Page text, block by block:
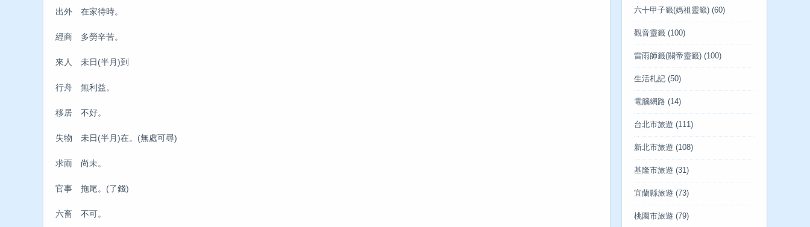
出外 在家待時。
經商 多勞辛苦。
來人 未日(半月)到
行舟 無利益。
移居 不好。
失物 未日(半月)在。(無處可尋)
求雨 尚未。
官事 拖尾。(了錢)
六畜 不可。
六十甲子籤(媽祖靈籤) (60)
觀音靈籤 (100)
雷雨師籤(關帝靈籤) (100)
生活札記 (50)
電腦網路 (14)
台北市旅遊 (111)
新北市旅遊 (108)
基隆市旅遊 (31)
宜蘭縣旅遊 (73)
桃園市旅遊 (79)